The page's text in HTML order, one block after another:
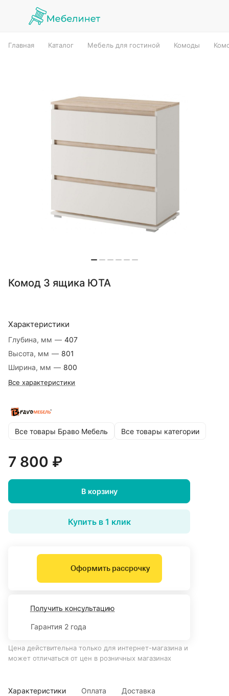
Главная Каталог Мебель для гостиной Комоды
Комод 3 ящика ЮТА
Характеристики
Глубина, мм — 407
Высота, мм — 801
Ширина, мм — 800
Все характеристики
Все товары Браво Мебель Все товары категории
7 800 ₽
В корзину
Купить в 1 клик
Оформить рассрочку
Получить консультацию
Гарантия 2 года
Цена действительна только для интернет-магазина и
может отличаться от цен в розничных магазинах
Характеристики Оплата Доставка